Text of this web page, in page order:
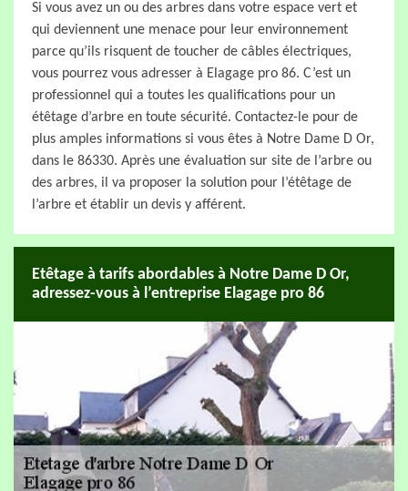
Si vous avez un ou des arbres dans votre espace vert et
qui deviennent une menace pour leur environnement
parce qu’ils risquent de toucher de câbles électriques,
vous pourrez vous adresser à Elagage pro 86. C’est un
professionnel qui a toutes les qualifications pour un
étêtage d’arbre en toute sécurité. Contactez-le pour de
plus amples informations si vous êtes à Notre Dame D Or,
dans le 86330. Après une évaluation sur site de l’arbre ou
des arbres, il va proposer la solution pour l’étêtage de
l’arbre et établir un devis y afférent.
Etêtage à tarifs abordables à Notre Dame D Or,
adressez-vous à l’entreprise Elagage pro 86